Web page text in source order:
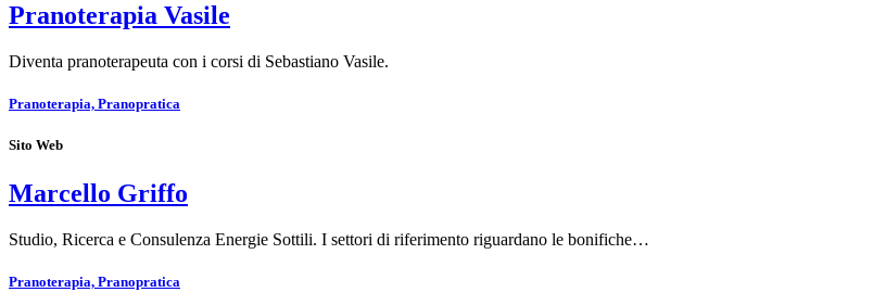
Pranoterapia Vasile
Diventa pranoterapeuta con i corsi di Sebastiano Vasile.
Pranoterapia, Pranopratica
Sito Web
Marcello Griffo
Studio, Ricerca e Consulenza Energie Sottili. I settori di riferimento riguardano le bonifiche…
Pranoterapia, Pranopratica